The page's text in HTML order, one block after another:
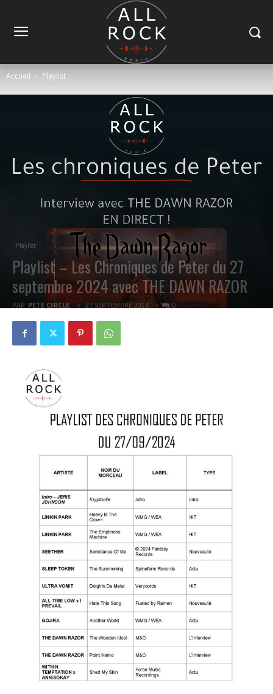
Accueil Playlist
Playlist
Playlist – Les Chroniques de Peter du 27
septembre 2024 avec THE DAWN RAZOR
PAR PETE CIRCLE 27 SEPTEMBRE 2024 0